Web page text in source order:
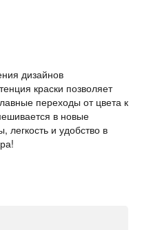
дизайнов
краски позволяет
переходы от цвета к
в новые
легкость и удобство в